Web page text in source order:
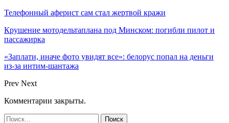
Телефонный аферист сам стал жертвой кражи
Крушение мотодельтаплана под Минском: погибли пилот и
пассажирка
«Заплати, иначе фото увидят все»: белорус попал на деньги
из-за интим-шантажа
Prev Next
Комментарии закрыты.